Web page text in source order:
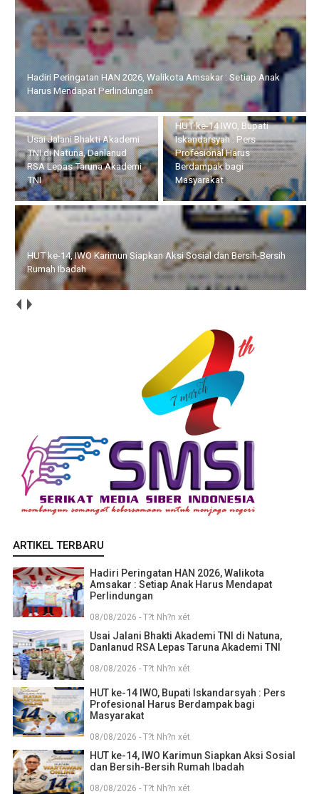
Hadiri Peringatan HAN 2026, Walikota Amsakar : Setiap Anak
Harus Mendapat Perlindungan
Usai Jalani Bhakti Akademi
TNI di Natuna, Danlanud
RSA Lepas Taruna Akademi
TNI
HUT ke-14 IWO, Bupati
Iskandarsyah : Pers
Profesional Harus
Berdampak bagi
Masyarakat
HUT ke-14, IWO Karimun Siapkan Aksi Sosial dan Bersih-Bersih
Rumah Ibadah
ARTIKEL TERBARU
Hadiri Peringatan HAN 2026, Walikota
Amsakar : Setiap Anak Harus Mendapat
Perlindungan
08/08/2026 - T?t Nh?n xét
Usai Jalani Bhakti Akademi TNI di Natuna,
Danlanud RSA Lepas Taruna Akademi TNI
08/08/2026 - T?t Nh?n xét
HUT ke-14 IWO, Bupati Iskandarsyah : Pers
Profesional Harus Berdampak bagi
Masyarakat
08/08/2026 - T?t Nh?n xét
HUT ke-14, IWO Karimun Siapkan Aksi Sosial
dan Bersih-Bersih Rumah Ibadah
08/08/2026 - T?t Nh?n xét